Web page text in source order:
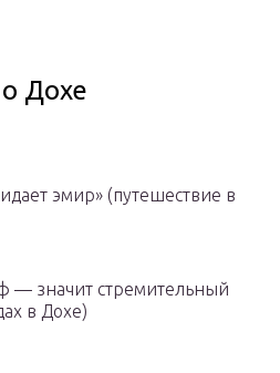
о Дохе
эмир» (путешествие в
— значит стремительный
в Дохе)